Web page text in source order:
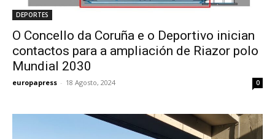
DEPORTES
O Concello da Coruña e o Deportivo inician
contactos para a ampliación de Riazor polo
Mundial 2030
europapress - 18 Agosto, 2024 0